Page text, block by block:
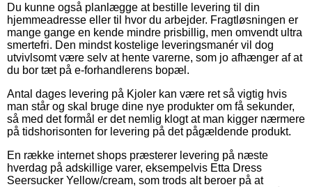
Du kunne også planlægge at bestille levering til din
hjemmeadresse eller til hvor du arbejder. Fragtløsningen er
mange gange en kende mindre prisbillig, men omvendt ultra
smertefri. Den mindst kostelige leveringsmanér vil dog
utvivlsomt være selv at hente varerne, som jo afhænger af at
du bor tæt på e-forhandlerens bopæl.
Antal dages levering på Kjoler kan være ret så vigtig hvis
man står og skal bruge dine nye produkter om få sekunder,
så med det formål er det nemlig klogt at man kigger nærmere
på tidshorisonten for levering på det pågældende produkt.
En række internet shops præsterer levering på næste
hverdag på adskillige varer, eksempelvis Etta Dress
Seersucker Yellow/cream, som trods alt beroer på at